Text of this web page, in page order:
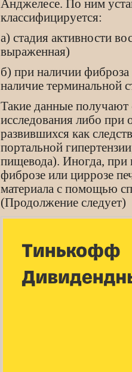
Анджелесе. По ним
классифицируется:
а) стадия активности
выраженная)
б) при наличии фиброза
наличие терминальной
Такие данные получают
исследования либо при
развившихся как
портальной
пищевода). Иногда, при
фиброзе или циррозе
материала с помощью
(Продолжение следует)